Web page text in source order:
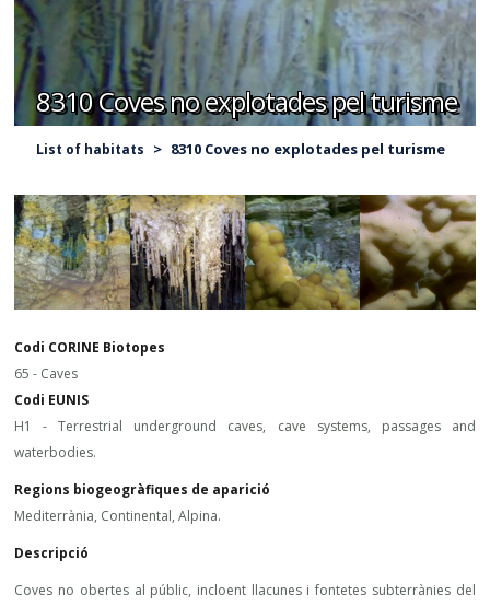
8310 Coves no explotades pel turisme
List of habitats > 8310 Coves no explotades pel turisme
Codi CORINE Biotopes
65 - Caves
Codi EUNIS
H1 - Terrestrial underground caves, cave systems, passages and
waterbodies.
Regions biogeogràfiques de aparició
Mediterrània, Continental, Alpina.
Descripció
Coves no obertes al públic, incloent llacunes i fontetes subterrànies del